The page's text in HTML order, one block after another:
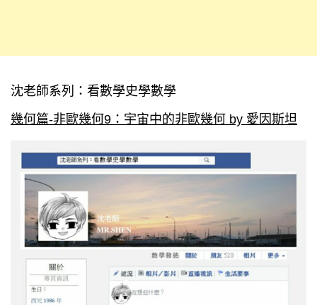
沈老師系列：看數學史學數學
幾何篇-非歐幾何9：宇宙中的非歐幾何 by 愛因斯坦